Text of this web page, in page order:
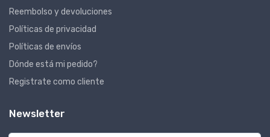
Reembolso y devoluciones
Políticas de privacidad
Políticas de envíos
Dónde está mi pedido?
Registrate como cliente
Newsletter